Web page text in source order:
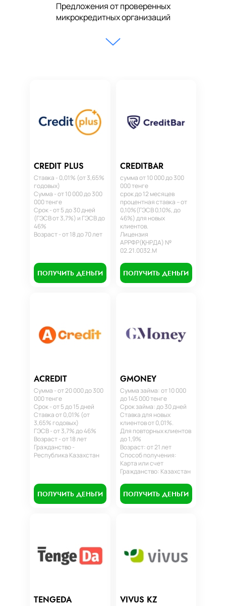
Предложения от проверенных
микрокредитных организаций
CREDIT PLUS
Ставка - 0,01% (от 3,65%
годовых)
Сумма - от 10 000 до 300
000 тенге
Срок - от 5 до 30 дней
(ГЭСВ от 3,7%) и ГЭСВ до
46%
Возраст - от 18 до 70 лет
ПОЛУЧИТЬ ДЕНЬГИ
CREDITBAR
сумма от 10 000 до 300
000 тенге
срок до 12 месяцев
процентная ставка – от
0,10%(ГЭСВ 0,10%, до
46%) для новых
клиентов.
Лицензия
АРРФР(ҚНРДА) №
02.21.0032.М
ПОЛУЧИТЬ ДЕНЬГИ
ACREDIT
Сумма - от 20 000 до 300
000 тенге
Срок - от 5 до 15 дней
Ставка от 0,01% (от
3,65% годовых)
ГЭСВ - от 3,7% до 46%
Возраст - от 18 лет
Гражданство -
Республика Казахстан
ПОЛУЧИТЬ ДЕНЬГИ
GMONEY
Сумма займа: от 10 000
до 145 000 тенге
Срок займа: до 30 дней
Ставка для новых
клиентов от 0,01%.
Для повторных клиентов
до 1,9%
Возраст: от 21 лет
Способ получения:
Карта или счет
Гражданство: Казахстан
ПОЛУЧИТЬ ДЕНЬГИ
TENGEDA VIVUS KZ